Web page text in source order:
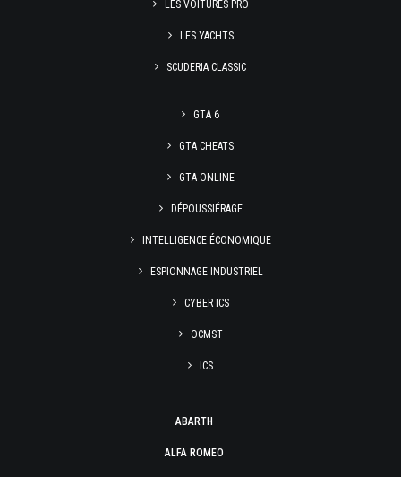
LES VOITURES PRO
LES YACHTS
SCUDERIA CLASSIC
GTA 6
GTA CHEATS
GTA ONLINE
DÉPOUSSIÉRAGE
INTELLIGENCE ÉCONOMIQUE
ESPIONNAGE INDUSTRIEL
CYBER ICS
OCMST
ICS
ABARTH
ALFA ROMEO